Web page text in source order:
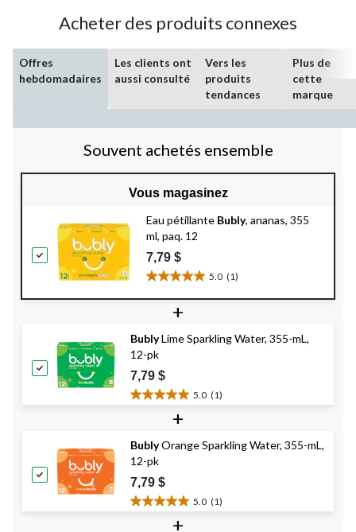
Acheter des produits connexes
Offres
hebdomadaires
Les clients ont
aussi consulté
Vers les
produits
tendances
Plus de
cette
marque
Souvent achetés ensemble
Vous magasinez
Eau pétillante Bubly, ananas, 355
ml, paq. 12
7,79 $
5.0 (1)
5.0
étoile(s)
1
évaluation
+
BublyLime Sparkling Water, 355-mL,
12-pk
7,79 $
5.0 (1)
5.0
étoile(s)
5.
1
évaluation
+
BublyOrange Sparkling Water, 355-mL,
12-pk
7,79 $
5.0 (1)
5.0
étoile(s)+